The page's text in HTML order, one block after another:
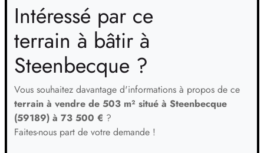
TERRAINÀ CAMPAGNE-LÈS-WARDRECQUES (62)
67 200 €
TERRAIN À CLARQUES (62)
62 900 €
08/29
TERRAINÀ GONNEHEM (62)
90 010 €
Intéressé par ce
terrain à bâtir à
Steenbecque ?
Vous souhaitez davantage d'informations à propos de ce
terrain à vendre de 503 m² situé à Steenbecque
(59189) à 73 500 € ?
Faites-nous part de votre demande !